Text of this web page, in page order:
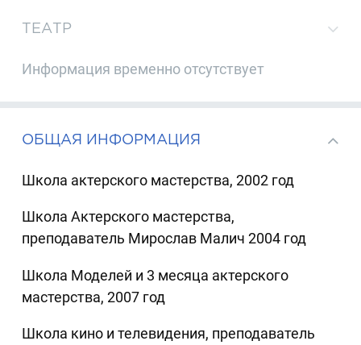
ТЕАТР
Информация временно отсутствует
ОБЩАЯ ИНФОРМАЦИЯ
Школа актерского мастерства, 2002 год
Школа Актерского мастерства,
преподаватель Мирослав Малич 2004 год
Школа Моделей и 3 месяца актерского
мастерства, 2007 год
Школа кино и телевидения, преподаватель